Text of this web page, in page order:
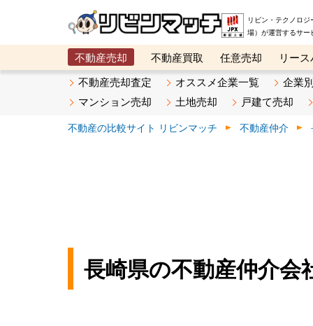
リビン・テクノロ
場）が運営するサ
不動産売却 不動産買取 任意売却
リー
メタ住宅展示場
ベスト不動産カンパニー オ
不動産売却査定 オススメ企業一覧
企業
マンション売却
土地売却 戸建て売却
不動産の比較サイト リビンマッチ 不動産仲介
長崎県の不動産仲介会